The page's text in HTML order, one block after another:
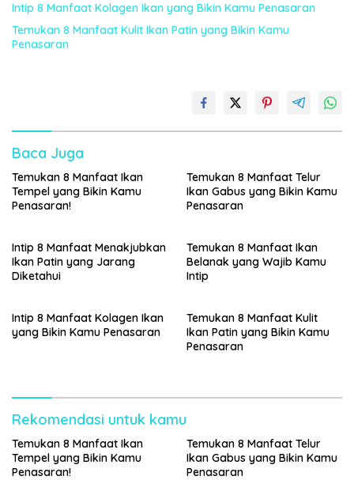
Intip 8 Manfaat Kolagen Ikan yang Bikin Kamu Penasaran
Temukan 8 Manfaat Kulit Ikan Patin yang Bikin Kamu
Penasaran
Baca Juga
Temukan 8 Manfaat Ikan
Tempel yang Bikin Kamu
Penasaran!
Temukan 8 Manfaat Telur
Ikan Gabus yang Bikin Kamu
Penasaran
Intip 8 Manfaat Menakjubkan
Ikan Patin yang Jarang
Diketahui
Temukan 8 Manfaat Ikan
Belanak yang Wajib Kamu
Intip
Intip 8 Manfaat Kolagen Ikan
yang Bikin Kamu Penasaran
Temukan 8 Manfaat Kulit
Ikan Patin yang Bikin Kamu
Penasaran
Rekomendasi untuk kamu
Temukan 8 Manfaat Ikan
Tempel yang Bikin Kamu
Penasaran!
Temukan 8 Manfaat Telur
Ikan Gabus yang Bikin Kamu
Penasaran